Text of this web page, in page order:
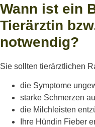
Wann ist ein
Tierärztin
notwendig?
Sie sollten tierärztlichen
die Symptome
starke Schmerzen
die Milchleisten
Ihre Hündin Fieber